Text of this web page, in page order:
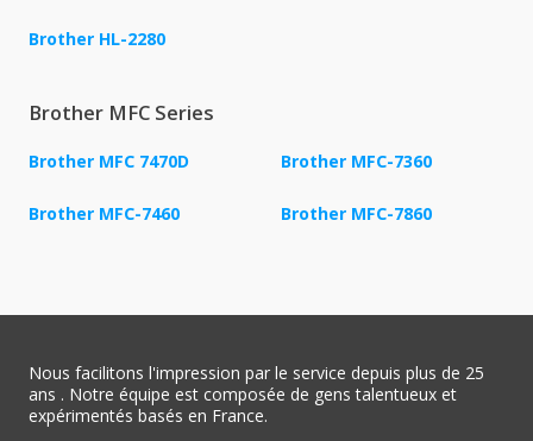
Brother HL-2280
Brother MFC Series
Brother MFC 7470D Brother MFC-7360
Brother MFC-7460 Brother MFC-7860
Nous facilitons l'impression par le service depuis plus de 25
ans . Notre équipe est composée de gens talentueux et
expérimentés basés en France.